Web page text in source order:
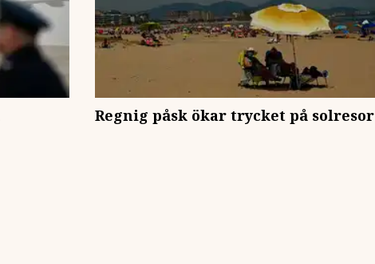
Regnig påsk ökar trycket på solresor